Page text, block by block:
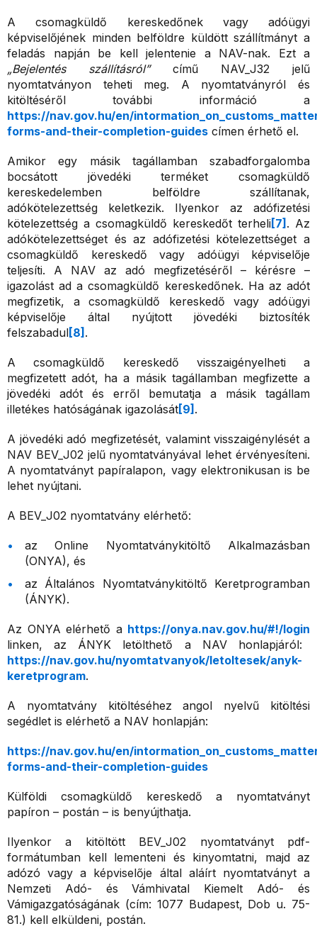
A csomagküldő kereskedőnek vagy adóügyi
képviselőjének minden belföldre küldött szállítmányt a
feladás napján be kell jelentenie a NAV-nak. Ezt a
„Bejelentés szállításról” című NAV_J32 jelű
nyomtatványon teheti meg. A nyomtatványról és
kitöltéséről további információ a
https://nav.gov.hu/en/
forms-and-their-completion-guides címen érhető el.
Amikor egy másik tagállamban szabadforgalomba
bocsátott jövedéki terméket csomagküldő
kereskedelemben belföldre szállítanak,
adókötelezettség keletkezik. Ilyenkor az adófizetési
kötelezettség a csomagküldő kereskedőt terheli[7] . Az
adókötelezettséget és az adófizetési kötelezettséget a
csomagküldő kereskedő vagy adóügyi képviselője
teljesíti. A NAV az adó megfizetéséről – kérésre –
igazolást ad a csomagküldő kereskedőnek. Ha az adót
megfizetik, a csomagküldő kereskedő vagy adóügyi
képviselője által nyújtott jövedéki biztosíték
felszabadul[8] .
A csomagküldő kereskedő visszaigényelheti a
megfizetett adót, ha a másik tagállamban megfizette a
jövedéki adót és erről bemutatja a másik tagállam
illetékes hatóságának igazolását[9] .
A jövedéki adó megfizetését, valamint visszaigénylését a
NAV BEV_J02 jelű nyomtatványával lehet érvényesíteni.
A nyomtatványt papíralapon, vagy elektronikusan is be
lehet nyújtani.
A BEV_J02 nyomtatvány elérhető:
az Online Nyomtatványkitöltő Alkalmazásban
(ONYA), és
az Általános Nyomtatványkitöltő Keretprogramban
(ÁNYK).
Az ONYA elérhető a https://onya.nav.gov.hu/#!/login
linken, az ÁNYK letölthető a NAV honlapjáról:
https://nav.gov.hu/nyomtatvanyok/letoltesek/anyk-
keretprogram.
A nyomtatvány kitöltéséhez angol nyelvű kitöltési
segédlet is elérhető a NAV honlapján:
https://nav.gov.hu/en/
forms-and-their-completion-guides
Külföldi csomagküldő kereskedő a nyomtatványt
papíron – postán – is benyújthatja.
Ilyenkor a kitöltött BEV_J02 nyomtatványt pdf-
formátumban kell lementeni és kinyomtatni, majd az
adózó vagy a képviselője által aláírt nyomtatványt a
Nemzeti Adó- és Vámhivatal Kiemelt Adó- és
Vámigazgatóságának (cím: 1077 Budapest, Dob u. 75-
81.) kell elküldeni, postán.